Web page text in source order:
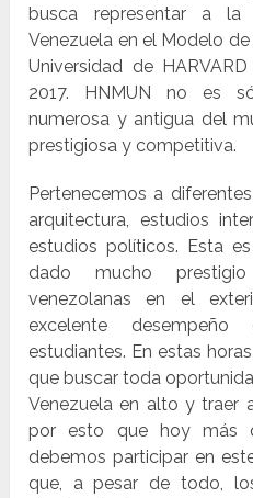
busca representar a la
Venezuela en el Modelo
Universidad de
2017. HNMUN no es
numerosa y antigua del
prestigiosa y competitiva.
Pertenecemos a
arquitectura, estudios
estudios políticos. Esta
dado mucho
venezolanas en el
excelente
estudiantes. En estas
que buscar toda
Venezuela en alto y traer
por esto que hoy más
debemos participar en
que, a pesar de todo,